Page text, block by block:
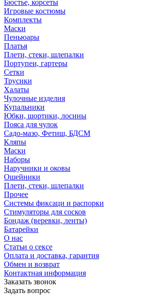
Бюстье, корсеты
Игровые костюмы
Комплекты
Маски
Пеньюары
Платья
Плети, стеки, шлепалки
Портупеи, гартеры
Сетки
Трусики
Халаты
Чулочные изделия
Купальники
Юбки, шортики, лосины
Пояса для чулок
Садо-мазо, Фетиш, БДСМ
Кляпы
Маски
Наборы
Наручники и оковы
Ошейники
Плети, стеки, шлепалки
Прочее
Системы фиксаци и распорки
Стимуляторы для сосков
Бондаж (веревки, ленты)
Батарейки
О нас
Статьи о сексе
Оплата и доставка, гарантия
Обмен и возврат
Контактная информация
Заказать звонок
Задать вопрос